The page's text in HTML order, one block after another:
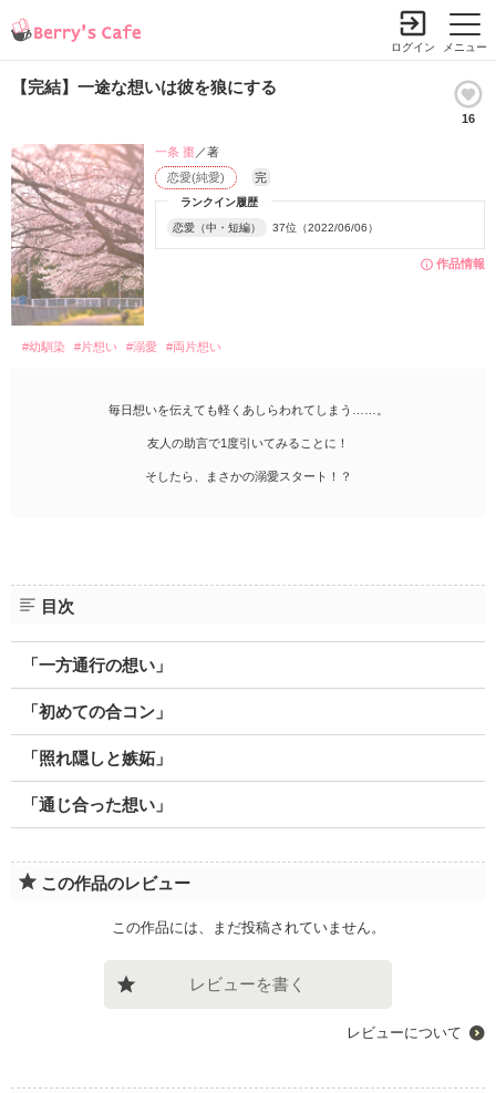
メニュー
ログイン
【完結】一途な想いは彼を狼にする
16
作品情報
ランクイン履歴
恋愛（中・短編） 37位（2022/06/06）
恋愛(純愛) 完
一条 棗／著
#幼馴染 #片想い #溺愛 #両片想い
毎日想いを伝えても軽くあしらわれてしまう……。
友人の助言で1度引いてみることに！
そしたら、まさかの溺愛スタート！？
目次
「一方通行の想い」
「初めての合コン」
「照れ隠しと嫉妬」
「通じ合った想い」
この作品のレビュー
この作品には、まだ投稿されていません。
レビューを書く
レビューについて